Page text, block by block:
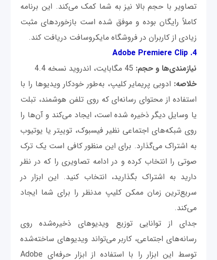
تصاویر با حجم بالا نیز به شما کمک می‌کند. این برنامه
کاملاً رایگان بوده و موفق شده است بازخوردهای مثبت
زیادی از کاربران در فروشگاه مایکروسافت دریافت کند.
4. Adobe Premiere Clip
نیازمندی‌ها و حجم:
خلاصه: ادوبی پریمایر کلیپ، به‌طور خودکار ویدیوها را با
استفاده از محتوای رسانه‌ای که روی تلفن هوشمند، تبلت
یا وسایل دیگر ذخیره شده است، ایجاد می‌کند و آن‌ها را
روی شبکه‌های اجتماعی نظیر فیسبوک، توییتر یا یوتیوب
به اشتراک می‌گذارد. برای این منظور کافی است یک ترک
صوتی را انتخاب کرده و در ادامه تصاویری را که در نظر
دارید به اشتراک بگذارید، انتخاب کنید. این ابزار در
سریع‌ترین زمان ممکن کلیپ مدنظر را برای شما ایجاد
می‌کند.
جدای از توانایی توزیع ویدیوهای ذخیره‌شده روی
رسانه‌های اجتماعی، کاربر می‌تواند ویدیوهای ساخته‌شده
توسط این ابزار را با استفاده از ابزار حرفه‌ای Adobe